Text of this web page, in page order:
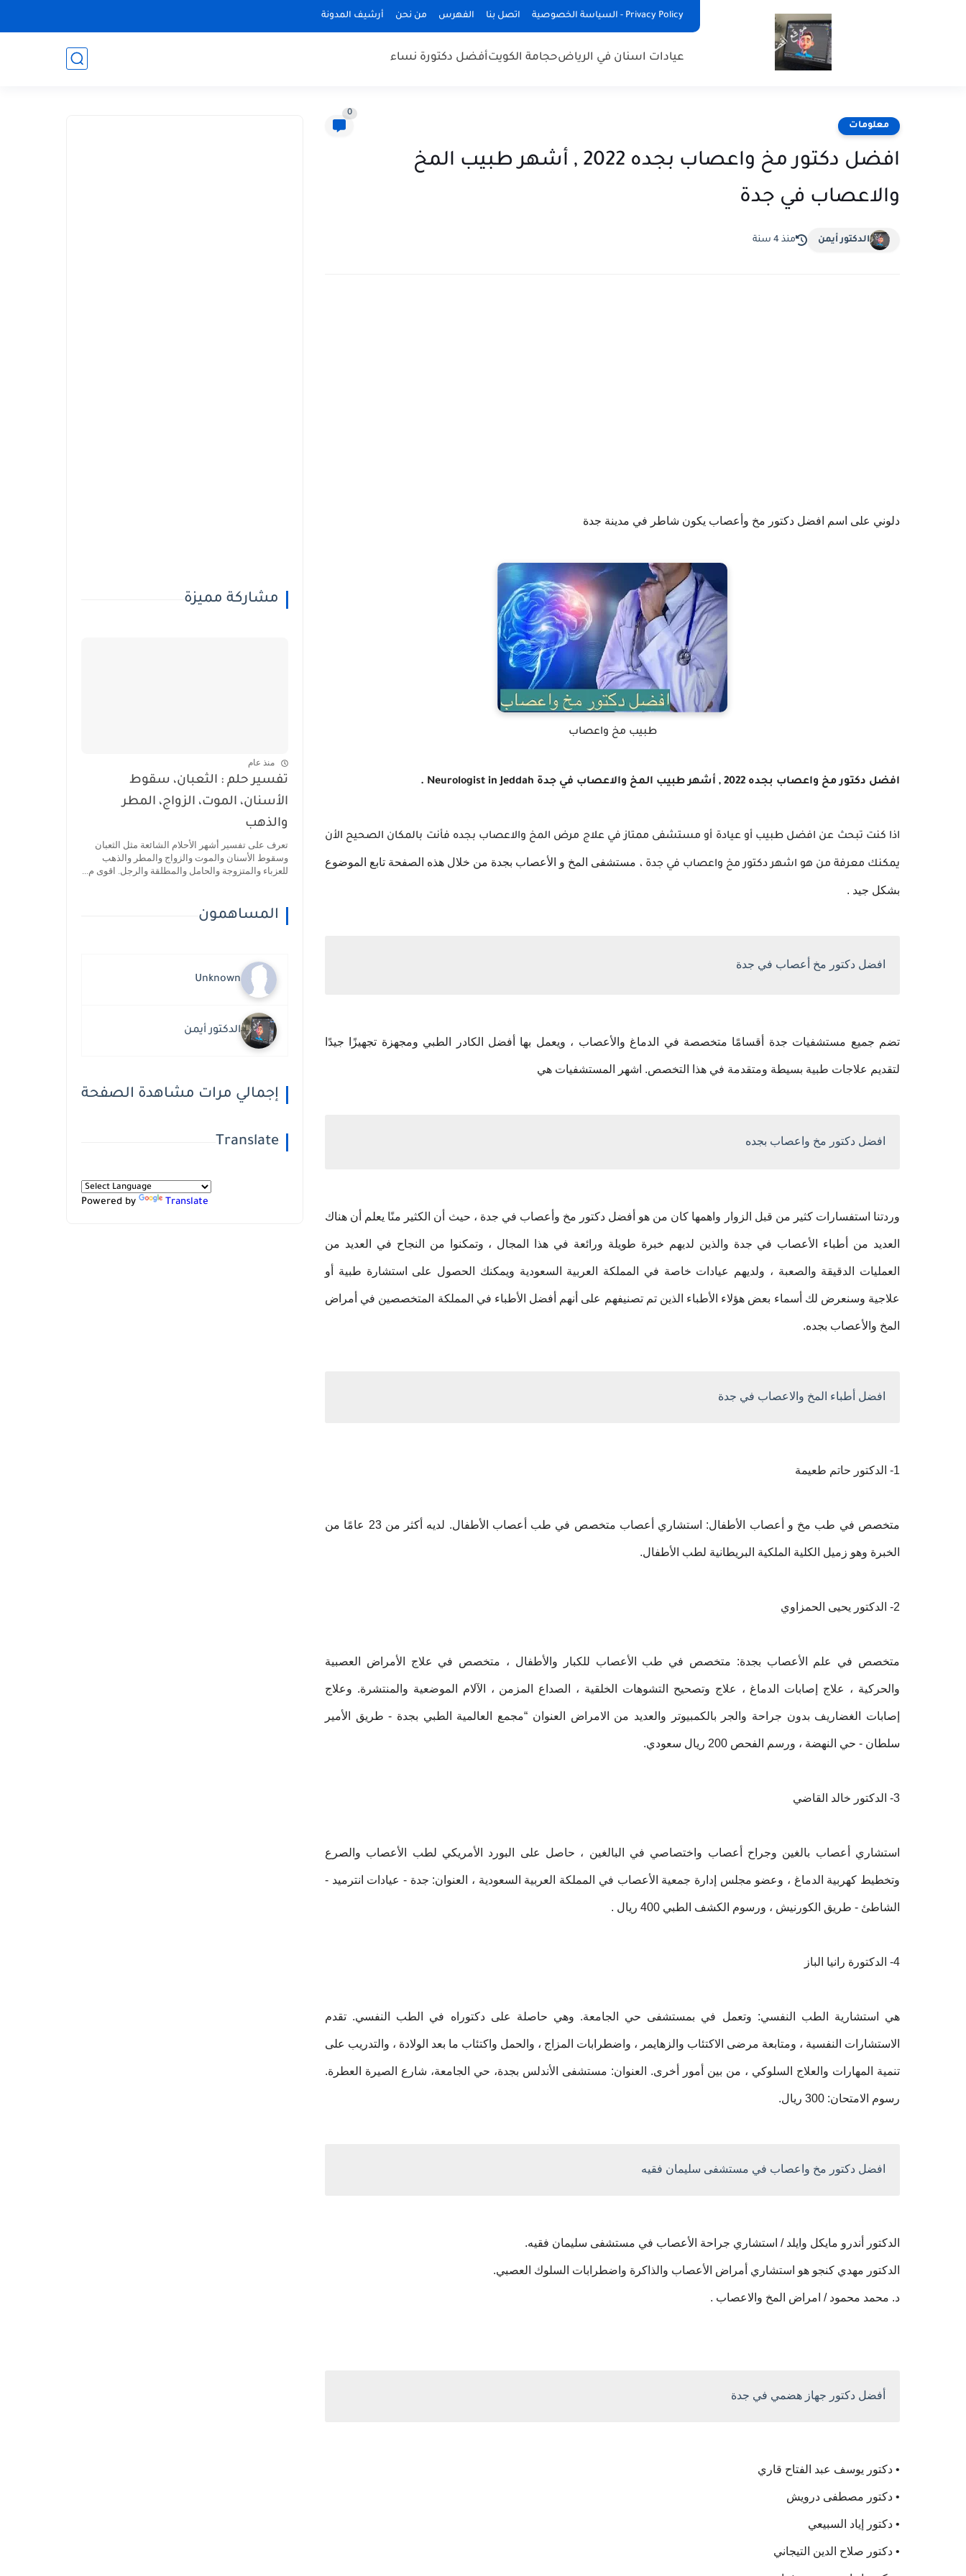
Privacy Policy - السياسة الخصوصية اتصل بنا الفهرس من نحن أرشيف المدونة
عيادات اسنان في الرياضحجامة الكويتأفضل دكتورة نساء
معلومات
0
افضل دكتور مخ واعصاب بجده 2022 , أشهر طبيب المخ
والاعصاب في جدة
الدكتور أيمن منذ 4 سنة
دلوني على اسم افضل دكتور مخ وأعصاب يكون شاطر في مدينة جدة
طبيب مخ واعصاب
افضل دكتور مخ واعصاب بجده 2022 , أشهر طبيب المخ والاعصاب في جدة Neurologist in Jeddah .
اذا كنت تبحث عن افضل طبيب أو عيادة أو مستشفى ممتاز في علاج مرض المخ والاعصاب بجده فأنت بالمكان الصحيح الأن
يمكنك معرفة من هو اشهر دكتور مخ واعصاب في جدة ، مستشفى المخ و الأعصاب بجدة من خلال هذه الصفحة تابع الموضوع
بشكل جيد .
افضل دكتور مخ أعصاب في جدة
تضم جميع مستشفيات جدة أقسامًا متخصصة في الدماغ والأعصاب ، ويعمل بها أفضل الكادر الطبي ومجهزة تجهيزًا جيدًا
لتقديم علاجات طبية بسيطة ومتقدمة في هذا التخصص. اشهر المستشفيات هي
افضل دكتور مخ واعصاب بجده
وردتنا استفسارات كثير من قبل الزوار واهمها كان من هو أفضل دكتور مخ وأعصاب في جدة ، حيث أن الكثير منًا يعلم أن هناك
العديد من أطباء الأعصاب في جدة والذين لديهم خبرة طويلة ورائعة في هذا المجال ، وتمكنوا من النجاح في العديد من
العمليات الدقيقة والصعبة ، ولديهم عيادات خاصة في المملكة العربية السعودية ويمكنك الحصول على استشارة طبية أو
علاجية وسنعرض لك أسماء بعض هؤلاء الأطباء الذين تم تصنيفهم على أنهم أفضل الأطباء في المملكة المتخصصين في أمراض
المخ والأعصاب بجده.
افضل أطباء المخ والاعصاب في جدة
1- الدكتور حاتم طعيمة
متخصص في طب مخ و أعصاب الأطفال: استشاري أعصاب متخصص في طب أعصاب الأطفال. لديه أكثر من 23 عامًا من
الخبرة وهو زميل الكلية الملكية البريطانية لطب الأطفال.
2- الدكتور يحيى الحمزاوي
متخصص في علم الأعصاب بجدة: متخصص في طب الأعصاب للكبار والأطفال ، متخصص في علاج الأمراض العصبية
والحركية ، علاج إصابات الدماغ ، علاج وتصحيح التشوهات الخلقية ، الصداع المزمن ، الآلام الموضعية والمنتشرة. وعلاج
إصابات الغضاريف بدون جراحة والجر بالكمبيوتر والعديد من الامراض العنوان “مجمع العالمية الطبي بجدة - طريق الأمير
سلطان - حي النهضة ، ورسم الفحص 200 ريال سعودي.
3- الدكتور خالد القاضي
استشاري أعصاب بالغين وجراح أعصاب واختصاصي في البالغين ، حاصل على البورد الأمريكي لطب الأعصاب والصرع
وتخطيط كهربية الدماغ ، وعضو مجلس إدارة جمعية الأعصاب في المملكة العربية السعودية ، العنوان: جدة - عيادات انترميد -
الشاطئ - طريق الكورنيش ، ورسوم الكشف الطبي 400 ريال .
4- الدكتورة رانيا الباز
هي استشارية الطب النفسي: وتعمل في بمستشفى حي الجامعة. وهي حاصلة على دكتوراه في الطب النفسي. تقدم
الاستشارات النفسية ، ومتابعة مرضى الاكتئاب والزهايمر ، واضطرابات المزاج ، والحمل واكتئاب ما بعد الولادة ، والتدريب على
تنمية المهارات والعلاج السلوكي ، من بين أمور أخرى. العنوان: مستشفى الأندلس بجدة، حي الجامعة، شارع الصيرة العطرة.
رسوم الامتحان: 300 ريال.
افضل دكتور مخ واعصاب في مستشفى سليمان فقيه
الدكتور أندرو مايكل وايلد / استشاري جراحة الأعصاب في مستشفى سليمان فقيه.
الدكتور مهدي كنجو هو استشاري أمراض الأعصاب والذاكرة واضطرابات السلوك العصبي.
د. محمد محمود / امراض المخ والاعصاب .
أفضل دكتور جهاز هضمي في جدة
• دكتور يوسف عبد الفتاح قاري
• دكتور مصطفى درويش
• دكتور إياد السبيعي
• دكتور صلاح الدين التيجاني
مشاركة مميزة
منذ عام
تفسير حلم : الثعبان، سقوط
الأسنان، الموت، الزواج، المطر
والذهب
تعرف على تفسير أشهر الأحلام الشائعة مثل الثعبان
وسقوط الأسنان والموت والزواج والمطر والذهب
للعزباء والمتزوجة والحامل والمطلقة والرجل. اقوى م...
المساهمون
Unknown
الدكتور أيمن
إجمالي مرات مشاهدة الصفحة
Translate
Powered by Translate